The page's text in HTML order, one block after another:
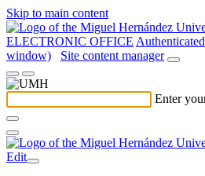
Skip to main content
ELECTRONIC OFFICE
window)
Site content manager
Enter
Edit